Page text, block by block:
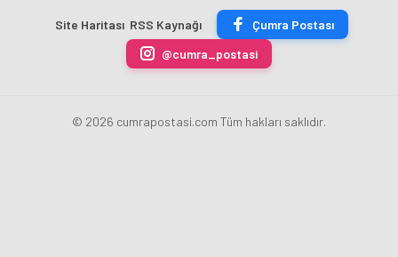
Şurasında
Site Haritası RSS Kaynağı
Çumra Postası
@cumra_postasi
© 2026 cumrapostasi.com Tüm hakları saklıdır.